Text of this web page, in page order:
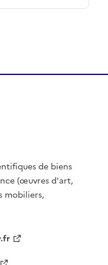
de biens
(œuvres d'art,
mobiliers,